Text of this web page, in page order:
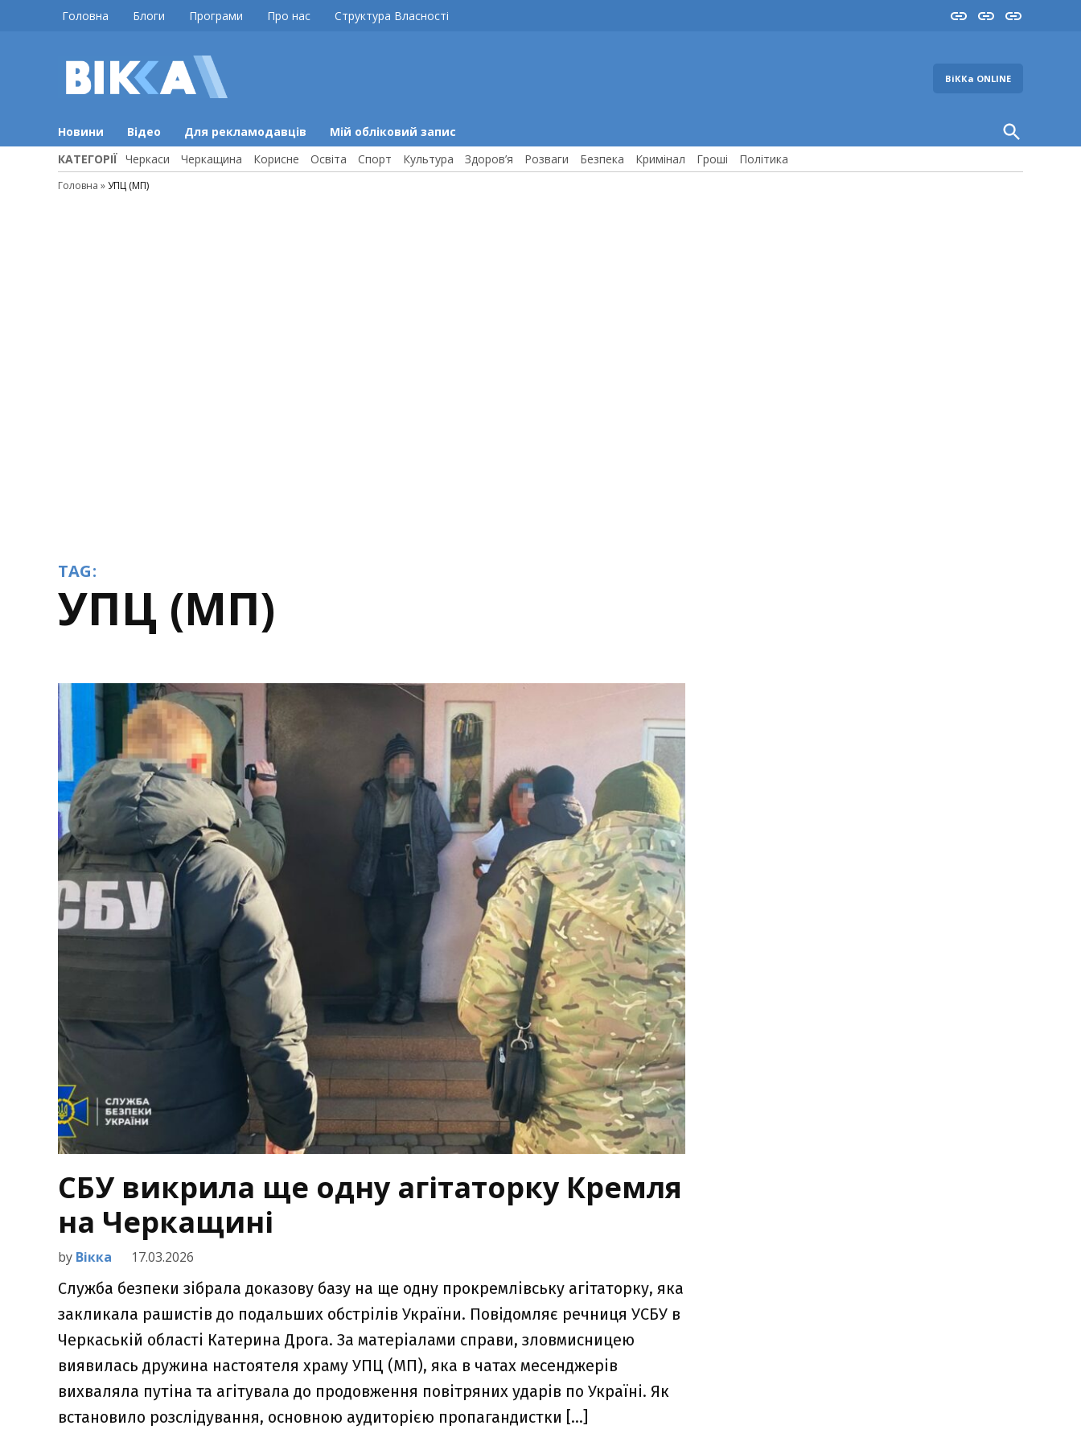
Головна Блоги Програми Про нас Структура Власності InstaYouTube
FB
ВіККа ONLINE
Новини Відео Для рекламодавців Мій обліковий запис
Open
Search
КАТЕГОРІЇ Черкаси Черкащина Корисне Освіта Спорт Культура Здоров’я Розваги Безпека Кримінал Гроші Політика
Головна »УПЦ (МП)
TAG:
УПЦ (МП)
СБУ викрила ще одну агітаторку Кремля
на Черкащині
by Вікка 17.03.2026
Служба безпеки зібрала доказову базу на ще одну прокремлівську агітаторку, яка
закликала рашистів до подальших обстрілів України. Повідомляє речниця УСБУ в
Черкаській області Катерина Дрога. За матеріалами справи, зловмисницею
виявилась дружина настоятеля храму УПЦ (МП), яка в чатах месенджерів
вихваляла путіна та агітувала до продовження повітряних ударів по Україні. Як
встановило розслідування, основною аудиторією пропагандистки […]